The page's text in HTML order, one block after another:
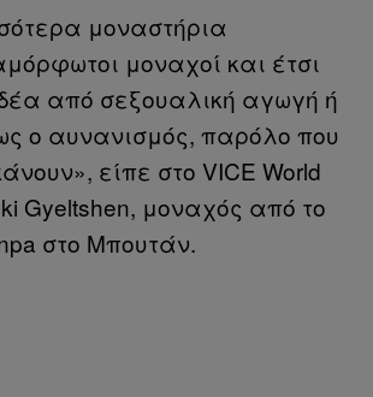
μοναστήρια
μοναχοί και έτσι
από σεξουαλική αγωγή ή
ο αυνανισμός, παρόλο που
είπε στο VICE World
Gyeltshen, μοναχός από το
στο Μπουτάν.